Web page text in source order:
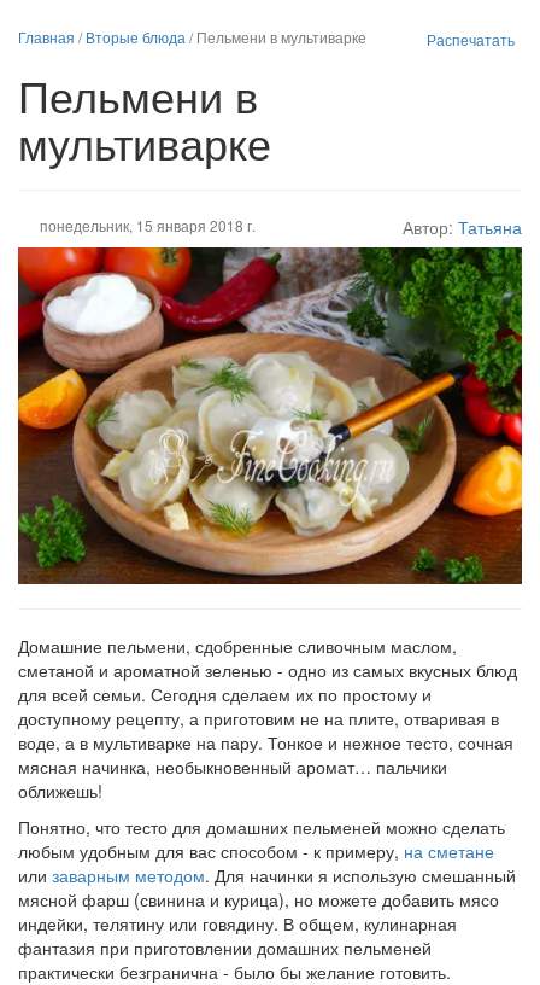
Распечатать
Главная /Вторые блюда /Пельмени в мультиварке
Пельмени в
мультиварке
Автор: Татьяна
понедельник, 15 января 2018 г.
Домашние пельмени, сдобренные сливочным маслом,
сметаной и ароматной зеленью - одно из самых вкусных блюд
для всей семьи. Сегодня сделаем их по простому и
доступному рецепту, а приготовим не на плите, отваривая в
воде, а в мультиварке на пару. Тонкое и нежное тесто, сочная
мясная начинка, необыкновенный аромат… пальчики
оближешь!
Понятно, что тесто для домашних пельменей можно сделать
любым удобным для вас способом - к примеру, на сметане
или заварным методом. Для начинки я использую смешанный
мясной фарш (свинина и курица), но можете добавить мясо
индейки, телятину или говядину. В общем, кулинарная
фантазия при приготовлении домашних пельменей
практически безгранична - было бы желание готовить.